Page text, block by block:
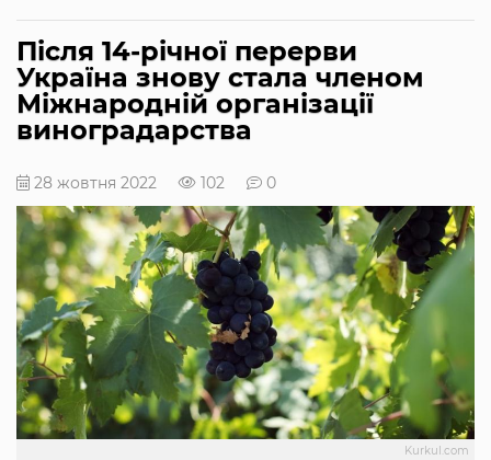
Після 14-річної перерви
Україна знову стала членом
Міжнародній організації
виноградарства
28 жовтня 2022 102 0
Kurkul.com